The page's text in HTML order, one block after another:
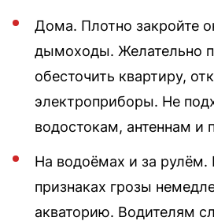
Дома. Плотно закройте
дымоходы. Желательно
обесточить квартиру,
электроприборы. Не
водостокам, антеннам и
На водоёмах и за рулём.
признаках грозы
акваторию. Водителям